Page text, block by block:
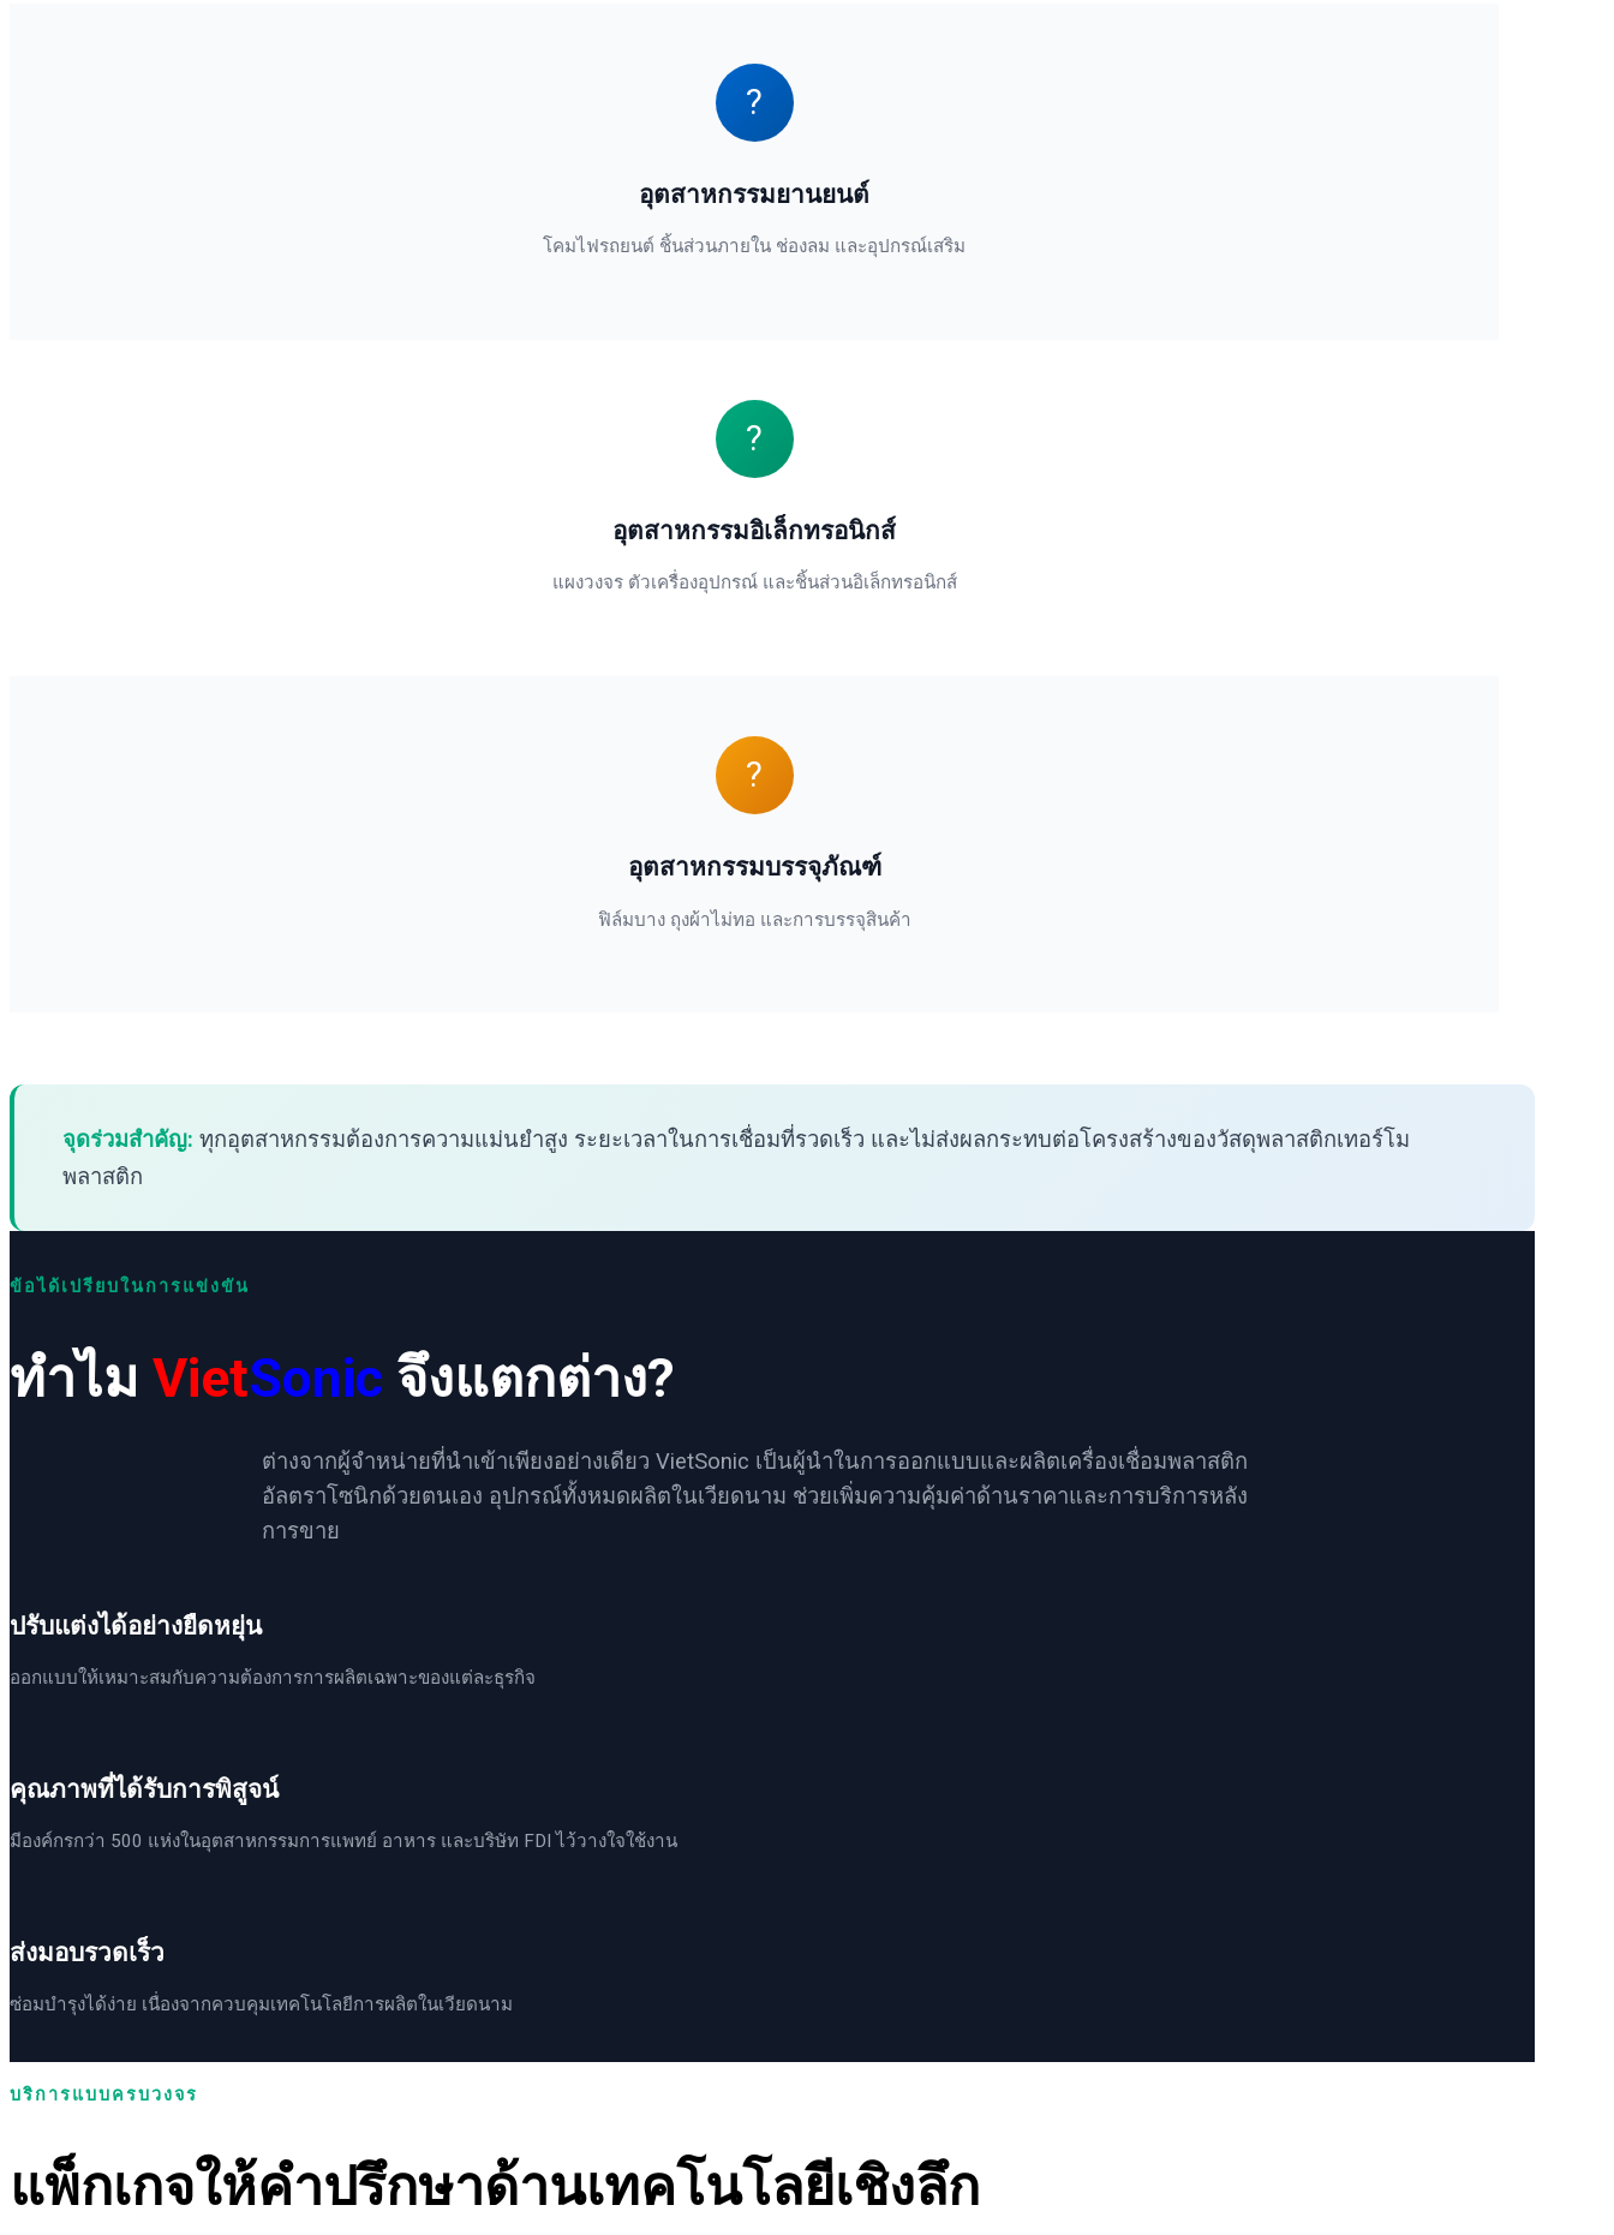
?
อุตสาหกรรมยานยนต์
โคมไฟรถยนต์ ชิ้นส่วนภายใน ช่องลม และอุปกรณ์เสริม
?
อุตสาหกรรมอิเล็กทรอนิกส์
แผงวงจร ตัวเครื่องอุปกรณ์ และชิ้นส่วนอิเล็กทรอนิกส์
?
อุตสาหกรรมบรรจุภัณฑ์
ฟิล์มบาง ถุงผ้าไม่ทอ และการบรรจุสินค้า
จุดร่วมสำคัญ: ทุกอุตสาหกรรมต้องการความแม่นยำสูง ระยะเวลาในการเชื่อมที่รวดเร็ว และไม่ส่งผลกระทบต่อโครงสร้างของวัสดุพลาสติกเทอร์โม
พลาสติก
ข้อได้เปรียบในการแข่งขัน
ทำไม VietSonic จึงแตกต่าง?
ต่างจากผู้จำหน่ายที่นำเข้าเพียงอย่างเดียว VietSonic เป็นผู้นำในการออกแบบและผลิตเครื่องเชื่อมพลาสติก
อัลตราโซนิกด้วยตนเอง อุปกรณ์ทั้งหมดผลิตในเวียดนาม ช่วยเพิ่มความคุ้มค่าด้านราคาและการบริการหลัง
การขาย
ปรับแต่งได้อย่างยืดหยุ่น
ออกแบบให้เหมาะสมกับความต้องการการผลิตเฉพาะของแต่ละธุรกิจ
คุณภาพที่ได้รับการพิสูจน์
มีองค์กรกว่า 500 แห่งในอุตสาหกรรมการแพทย์ อาหาร และบริษัท FDI ไว้วางใจใช้งาน
ส่งมอบรวดเร็ว
ซ่อมบำรุงได้ง่าย เนื่องจากควบคุมเทคโนโลยีการผลิตในเวียดนาม
บริการแบบครบวงจร
แพ็กเกจให้คำปรึกษาด้านเทคโนโลยีเชิงลึก